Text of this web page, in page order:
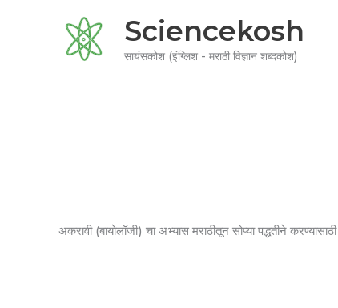
Sciencekosh
सायंसकोश (इंग्लिश - मराठी विज्ञान शब्दकोश)
अकरावी (बायोलॉजी) चा अभ्यास मराठीतून सोप्या पद्धतीने करण्यासाठी